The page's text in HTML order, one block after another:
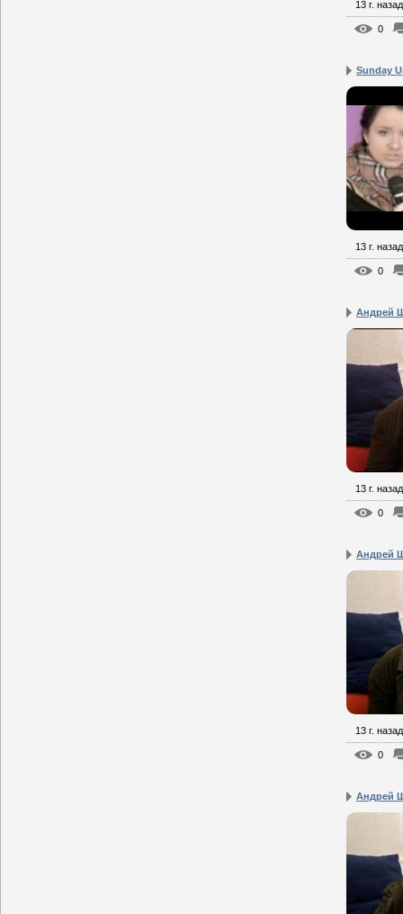
13 г. назад
0
Sunday
13 г. назад
0
Андрей
13 г. назад
0
Андрей
13 г. назад
0
Андрей